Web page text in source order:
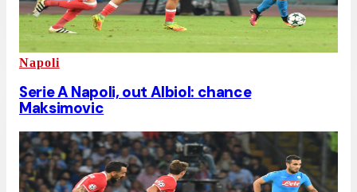
Napoli
Serie A Napoli, out Albiol: chance
Maksimovic